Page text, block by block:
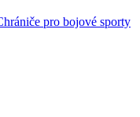
pro bojové sporty